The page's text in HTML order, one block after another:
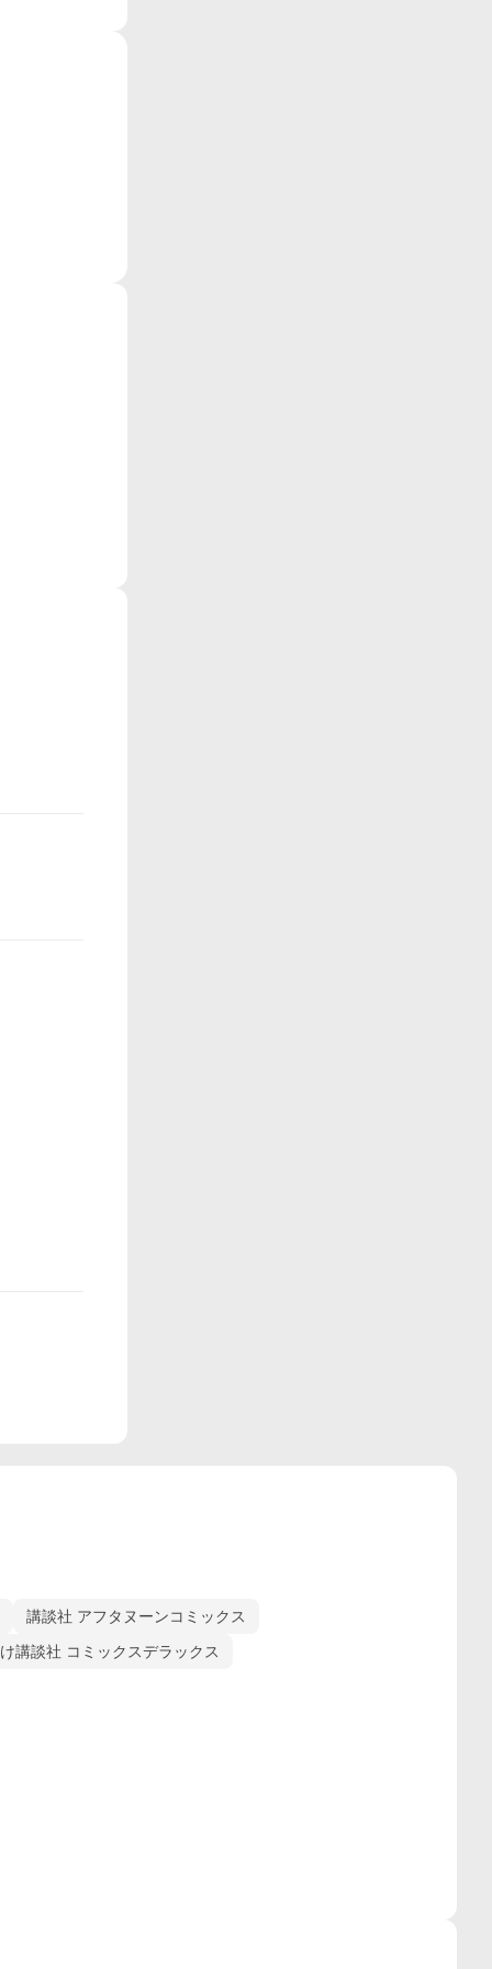
講談社 アフタヌーンコミックス
講談社 コミックスデラックス